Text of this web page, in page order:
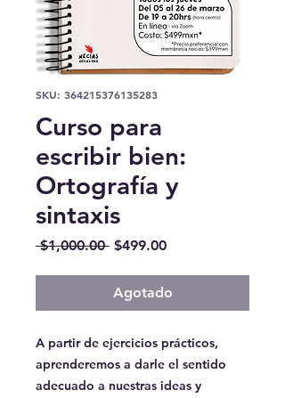
SKU: 364215376135283
Curso para
escribir bien:
Ortografía y
sintaxis
$1,000.00 Precio
$499.00Precio
oferta
Agotado
A partir de ejercicios prácticos,
aprenderemos a darle el sentido
adecuado a nuestras ideas y